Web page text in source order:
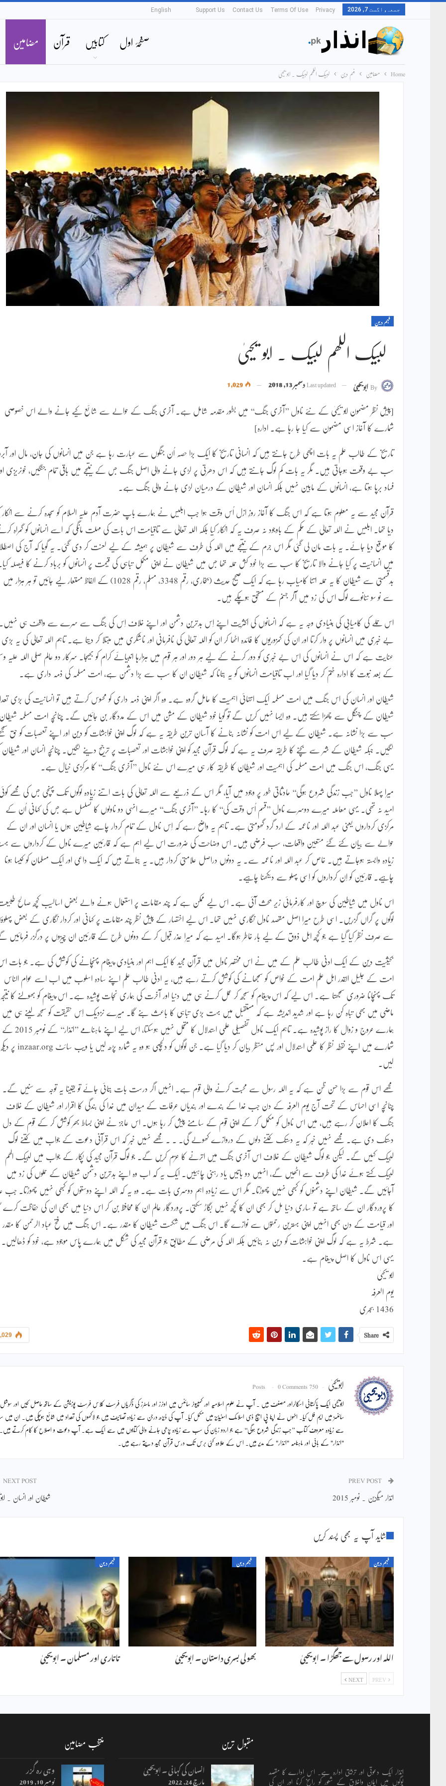
جمعہ, اگست 7, 2026 Privacy
Terms Of Use
Contact Us
Support Us
English
صفحۂ اول کتابیں قرآن مضامین
Home مضامین فہم دین لبیک اللھم لبیک ۔ ابو یحییٰ
فہم دین
لبیک اللھم لبیک ۔ ابو یحییٰ
Byابویحییٰ Last updatedدسمبر 13, 2018
[پیش نظر مضمون ابو یحییٰ کے نئے ناول ’’آخری جنگ‘‘ میں بطور مقدمہ شامل ہے۔ آخری جنگ کے حوالے سے شائع کیے جانے والے اس خصوصی
شمارے کا آغاز اسی مضمون سے کیا جا رہا ہے۔ ادارہ]
تاریخ کے طالب علم یہ بات اچھی طرح جانتے ہیں کہ انسانی تاریخ کا ایک بڑا حصہ اُن جنگوں سے عبارت رہا ہے جن میں انسانوں کی جان، مال اور
سب بے وقعت ہوجاتی ہیں۔ مگر یہ بات کم لوگ جانتے ہیں کہ اس دھرتی پر لڑی جانے والی اصل جنگ جس کے نتیجے میں باقی تمام جنگیں، خونریزی
فساد برپا ہوتا ہے، انسانوں کے مابین نہیں بلکہ انسان اور شیطان کے درمیان لڑی جانے والی جنگ ہے۔
قرآن مجید سے یہ معلوم ہوتا ہے کہ اس جنگ کا آغاز روزِ ازل اُس وقت ہوا جب ابلیس نے ہمارے باپ حضرت آدم علیہ السلام کو سجدہ کرنے سے انکار
دیا تھا۔ ابلیس نے اللہ تعالیٰ کے حکم کے باوجود نہ صرف یہ کہ انکار کیا بلکہ اللہ تعالیٰ سے تاقیامت اس بات کی مہلت مانگی کہ اسے انسانوں کو گمراہ
کا موقع دیا جائے۔ یہ بات مان لی گئی مگر اس جرم کے نتیجے میں اللہ کی طرف سے شیطان پر ہمیشہ کے لیے لعنت کر دی گئی۔ یہ گویا کہ آج کی
میں انسانیت پر کیا جانے والا تاریخ کا سب سے بڑا خود کش حملہ تھا جس میں شیطان نے اپنی مکمل تباہی کی قیمت پر انسانوں کو برباد کرنے کا فیصلہ کیا۔
بدقسمتی سے شیطان کا یہ حملہ اتنا کامیاب رہا ہے کہ ایک صحیح حدیث (بخاری، رقم 3348، مسلم، رقم 1028) کے الفاظ مستعار لیے جائیں تو ہر ہزار میں
سے نو سو ننانوے لوگ اس کی زد میں آکر جہنم کے مستحق ہوچکے ہیں۔
اس حملے کی کامیابی کی بنیادی وجہ یہ ہے کہ انسانوں کی اکثریت اپنے اِس بدترین دشمن اور اپنے خلاف اِس کی جنگ سے سرے سے واقف ہی نہیں۔
بے خبری میں انسانوں پر وار کرتا اور ان کی کمزوریوں کا فائدہ اٹھا کر ان کو اللہ تعالیٰ کی نافرمانی اور ناشکری میں مبتلا کر دیتا ہے۔ تاہم اللہ تعالیٰ کی یہ بڑی
عنایت ہے کہ اس نے انسانوں کی اس بے خبری کو دور کرنے کے لیے ہر دور اور ہر قوم میں ہزارہا انبیائے کرام کو بھیجا۔ سرکار دو عالم صلی اللہ علیہ
کے بعد نبوت کا ادارہ ختم کر دیا گیا اور اب تاقیامت انسانوں کو یہ بتانا کہ شیطان ان کا سب سے بڑا دشمن ہے، امت مسلمہ کی ذمہ داری ہے۔
شیطان اور انسان کی اس جنگ میں امت مسلمہ ایک انتہائی اہمیت کا حامل گروہ ہے۔ وہ اگر اپنی ذمہ داری کو محسوس کرتے ہیں تو انسانیت کی بڑی
شیطان کے چنگل سے چھڑا سکتے ہیں۔ وہ ایسا نہیں کریں گے تو گویا خود شیطان کے مشن میں اس کے مددگار بن جائیں گے۔ چنانچہ امت مسلمہ
سب سے بڑا نشانہ ہے۔ شیطان کے لیے اس امت کو نشانہ بنانے کا آسان ترین طریقہ یہ ہے کہ لوگ اپنی خواہشات کو دین اور اپنے تعصبات کو حق
لگیں۔ جبکہ شیطان کے شر سے بچنے کا طریقہ صرف یہ ہے کہ لوگ قرآن مجید کو اپنی خواہشات اور تعصبات پر ترجیح دینے لگیں۔ چنانچہ انسان اور شیطان
یہی جنگ، اس جنگ میں امت مسلمہ کی اہمیت اور شیطان کا طریقہ کار ہی میرے اس نئے ناول ’’آخری جنگ‘‘ کا مرکزی خیال ہے۔
میرا پہلا ناول ’’جب زندگی شروع ہوگی‘‘ حادثاتی طور پر وجود میں آیا، مگر اس کے ذریعے سے اللہ تعالیٰ کی بات اتنے زیادہ لوگوں تک پہنچی جس کی مجھے
امید نہ تھی۔ یہی معاملہ میرے دوسرے ناول ’’قسم اُس وقت کی‘‘ کا رہا۔ ’’آخری جنگ‘‘ میرے انہی دو ناولوں کا تسلسل ہے جس کی کہانی اُن کے
مرکزی کرداروں یعنی عبد اللہ اور ناعمہ کے ارد گرد گھومتی ہے۔ تاہم یہ واضح رہے کہ اِس ناول کے تمام کردار چاہے شیاطین ہوں یا انسان اور ان کے
حوالے سے بیان کئے گئے متعین واقعات، سب فرضی ہیں۔ اس وضاحت کی ضرورت اس لیے اہم ہے کہ قارئین میرے ناول کے کرداروں سے
زیادہ وابستہ ہوجاتے ہیں۔ خاص کر عبد اللہ اور ناعمہ سے۔ یہ دونوں دراصل علامتی کردار ہیں۔ یہ بتاتے ہیں کہ ایک داعی اور ایک مسلمان کو کیسا ہونا
چاہیے۔ قارئین کو اِن کرداروں کو اِسی پہلو سے دیکھنا چاہیے۔
اس ناول میں شیاطین کی سوچ اور کارفرمائی زیر بحث آئی ہے۔ اس لیے ممکن ہے کہ چند مقامات پر استعمال ہونے والے بعض اسالیب کچھ صالح طبیعت
لوگوں پر گراں گزریں۔ اسی طرح میرا اصل مقصد ناول نگاری نہیں تھا۔ اس لیے اختصار کے پیش نظر چند مقامات پر کہانی اور کردار نگاری کے بعض
سے صرف نظر کیا گیا ہے جو کچھ اہل ذوق کے لیے بار خاطر ہوگا۔ امید ہے کہ میرا عذر قبول کر کے دونوں طرح کے قارئین ان چیزوں پر درگزر فرمائیں
بحیثیت دین کے ایک ادنیٰ طالب علم کے میں نے اس مختصر ناول میں قرآن مجید کا ایک اہم اور بنیادی پیغام پہنچانے کی کوشش کی ہے۔ جو بات
امت کے جلیل القدر اہل علم امت کے خواص کو سمجھانے کی کوشش کرتے رہے ہیں، یہ ادنیٰ طالب علم اپنے سادہ اسلوب میں اب اسے عوام الناس
تک پہنچانا ضروری سمجھتا ہے۔ اس لیے کہ اس پیغام کو سمجھ کر عمل کرنے ہی میں دنیا اور آخرت کی ہماری نجات پوشیدہ ہے۔ اس پیغام کو بھولنے کا نتیجہ
ماضی میں بھی تباہ کن رہا ہے اور شدید اندیشہ ہے کہ مستقبل میں بہت بڑی تباہی کا باعث بنے گا۔ میرے نزدیک اِس حقیقت کو سمجھ لینے ہی میں
ہمارے عروج و زوال کا راز پوشیدہ ہے۔ تاہم ایک ناول تفصیلی علمی استدلال کا متحمل نہیں ہوسکتا، اس لیے اپنے ماہنامے ’’انذار‘‘ کے نومبر 2015 کے
شمارے میں اپنے نقطہ نظر کا علمی استدلال اور پس منظر بیان کر دیا گیا ہے۔ جن لوگوں کو دلچسپی ہو وہ یہ شمارہ پڑھ لیں یا ویب سائٹ inzaar.org پر دیکھ
لیں۔
مجھے اس قوم سے بڑا حسن ظن ہے کہ یہ اللہ رسول سے محبت کرنے والی قوم ہے۔ انہیں اگر درست بات بتائی جائے تو یقینا یہ توجہ سے سنیں گے۔
چنانچہ اسی احساس کے تحت آج یوم العرفہ کے دن جب خدا کے بندے اور بندیاں عرفات کے میدان میں خدا کی بندگی کا اقرار اور شیطان کے خلاف
جنگ کا اعلان کر رہے ہیں، میں اس ناول کو مکمل کر کے اپنی قوم کے سامنے پیش کر رہا ہوں۔ اس عاجز نے اپنی بساط بھر کوشش کر کے قوم کے دل
دستک دی ہے۔ مجھے نہیں خبر کہ یہ دستک کتنے دلوں کے دروازے کھولے گی۔ ۔ ۔ مجھے نہیں خبر کہ اس قرآنی دعوت کے جواب میں کتنے لوگ
لبیک کہیں گے۔ لیکن جو لوگ شیطان کے خلاف اس آخری جنگ میں اترنے کا عزم کریں گے۔ جو لوگ قرآن مجید کی پکار کے جواب میں لبیک الھم
لبیک کہتے ہوئے خدا کی طرف سے اٹھیں گے، انہیں دو باتیں یاد رہنی چاہییں۔ ایک یہ کہ اب وہ اپنے بدترین دشمن شیطان کے حملوں کی زد میں
آجائیں گے۔ شیطان اپنے دشمنوں کو کبھی نہیں چھوڑتا۔ مگر اس سے زیادہ اہم دوسری بات ہے۔ وہ یہ کہ اللہ اپنے دوستوں کو کبھی نہیں چھوڑتا۔ جب
کا پروردگار ان کے ساتھ ہے تو ساری دنیا مل کر بھی ان کا کچھ نہیں بگاڑ سکتی۔ پروردگار عالم ان کا محافظ بن کر اس دنیا میں بھی ان کی حفاظت کرے
اور قیامت کے دن بھی انہیں اپنی بہترین رحمتوں سے نوازے گا۔ اس جنگ میں شکست شیطان کا مقدر ہے۔ اس جنگ میں فتح عباد الرحمن کا مقدر
ہے۔ شرط یہ ہے کہ لوگ اپنی خواہشات کو دین نہ بنائیں بلکہ اللہ کی مرضی کے مطابق جو قرآن مجید کی شکل میں ہمارے پاس موجود ہے، خود کو ڈھالیں۔
یہی اس ناول کا اصل پیغام ہے۔
ابو یحییٰ
یوم العرفہ
1436 ہجری
Share
ابویحییٰ 750 Posts
0 Comments
ابویحییٰ ایک پاکستانی اسکالراور مصنف ہیں ۔ آپ نے علوم اسلامیہ اور کمپیوٹر سائنس میں اونرز اور ماسٹرز کی ڈگریاں فرسٹ کلاس فرسٹ پوزیشن کے ساتھ حاصل کیں اور سوشل
سائنسز میں ایم فل کیا۔ انہوں نے اپنا پی ایچ ڈی اسلامک اسٹیڈیز میں مکمل کیا۔ آپ کی ڈیڑھ درجن سے زیادہ تصانیف ہیں جو لاکھوں کی تعداد میں شائع ہوچکی ہیں۔ ان میں
سے زیادہ معروف کتاب ’’جب زندگی شروع ہوگی‘‘ ہے جو اردو زبان کی سب سے زیادہ پڑھی جانے والی کتابوں میں سے ایک ہے۔ آپ دعوت و اصلاح کا کام کرتے ہیں۔
"انذار" کے بانی اور ماہنامہ "انذار" کے مدیر ہیں۔ اس کے علاوہ کئی برس تک درس قرآن مجید دیتے رہے ہیں۔
انذار میگزین ۔ نومبر 2015
NEXT POST
شیطان اور انسان ۔
شاید آپ یہ بھی پسند کریں
فہم دین
اللہ اور رسول سے جھگڑا ۔ ابویحییٰ
فہم دین
بھولی بسری داستان ۔ ابویحییٰ
فہم دین
تاتاری اور مسلمان ۔ ابویحییٰ
NEXT
انذار ایک دعوتی اور تربیتی ادارہ ہے۔ اس ادارے کا مقصد
لوگوں میں ایمان واخلاق کے شعور کو راسخ کرنا اور ان کی
مقبول ترین
انسان کی کہانی ۔ ابویحییٰ
مارچ 24, 2022
منتخب مضامین
وہی رہ گزر
نومبر 10, 2019